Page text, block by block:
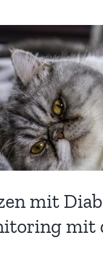
mit
mit